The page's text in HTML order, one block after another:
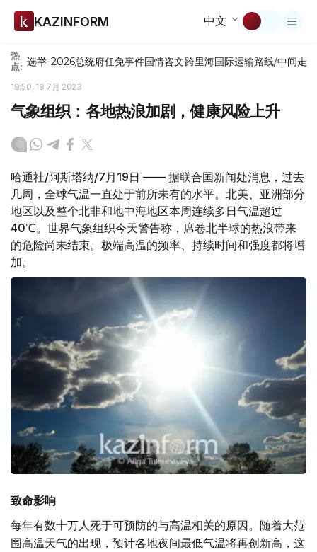
KAZINFORM 中文
热
点: 选举-2026总统府任免事件国情咨文跨里海国际运输路线/中间走廊
19:50, 19 7月 2023
气象组织：各地热浪加剧，健康风险上升
哈通社/阿斯塔纳/7月19日 —— 据联合国新闻处消息，过去
几周，全球气温一直处于前所未有的水平。北美、亚洲部分
地区以及整个北非和地中海地区本周连续多日气温超过
40℃。世界气象组织今天警告称，席卷北半球的热浪带来
的危险尚未结束。极端高温的频率、持续时间和强度都将增
加。
致命影响
每年有数十万人死于可预防的与高温相关的原因。随着大范
围高温天气的出现，预计各地夜间最低气温将再创新高，这